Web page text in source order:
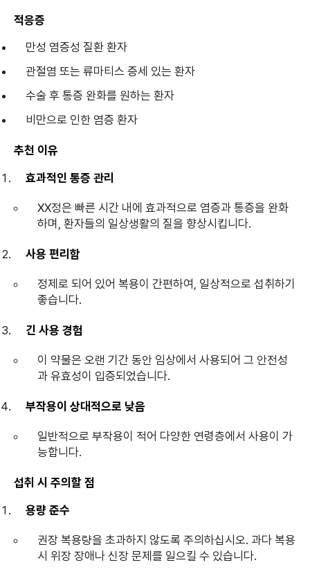
적응증
만성 염증성 질환 환자
관절염 또는 류마티스 증세 있는 환자
수술 후 통증 완화를 원하는 환자
비만으로 인한 염증 환자
추천 이유
효과적인 통증 관리
XX정은 빠른 시간 내에 효과적으로 염증과 통증을 완화
하며, 환자들의 일상생활의 질을 향상시킵니다.
사용 편리함
정제로 되어 있어 복용이 간편하여, 일상적으로 섭취하기
좋습니다.
긴 사용 경험
이 약물은 오랜 기간 동안 임상에서 사용되어 그 안전성
과 유효성이 입증되었습니다.
부작용이 상대적으로 낮음
일반적으로 부작용이 적어 다양한 연령층에서 사용이 가
능합니다.
섭취 시 주의할 점
용량 준수
권장 복용량을 초과하지 않도록 주의하십시오. 과다 복용
시 위장 장애나 신장 문제를 일으킬 수 있습니다.